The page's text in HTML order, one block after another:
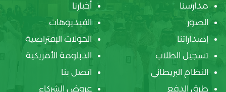
مدارسنا
أخبارنا
الصور
الفيديوهات
إصداراتنا
الجولات الإفتراضية
تسجيل الطلاب
الدبلومة الأمريكية
النظام البريطاني
اتصل بنا
طرق الدفع
عروض الشركاء